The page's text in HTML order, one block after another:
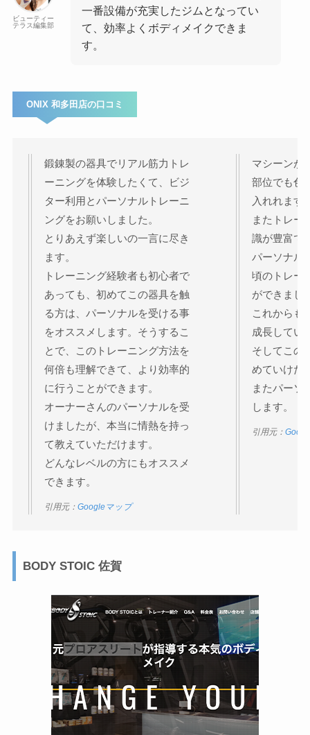
ビューティー
テラス編集部
一番設備が充実したジムとなってい
て、効率よくボディメイクできま
す。
ONIX 和多田店の口コミ
鍛錬製の器具でリアル筋力トレ
ーニングを体験したくて、ビジ
ター利用とパーソナルトレーニ
ングをお願いしました。
とりあえず楽しいの一言に尽き
ます。
トレーニング経験者も初心者で
あっても、初めてこの器具を触
る方は、パーソナルを受ける事
をオススメします。そうするこ
とで、このトレーニング方法を
何倍も理解できて、より効率的
に行うことができます。
オーナーさんのパーソナルを受
けましたが、本当に情熱を持っ
て教えていただけます。
どんなレベルの方にもオススメ
できます。
引用元： Googleマップ
マシーンが
部位でも色
入れれます
またトレー
識が豊富で
パーソナル
頃のトレー
ができまし
これからも
成長してい
そしてこの
めていけた
またパーソ
します。
引用元：
BODY STOIC 佐賀